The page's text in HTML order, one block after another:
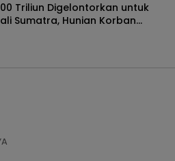
Triliun Digelontorkan untuk
Sumatra, Hunian Korban
Difokuskan